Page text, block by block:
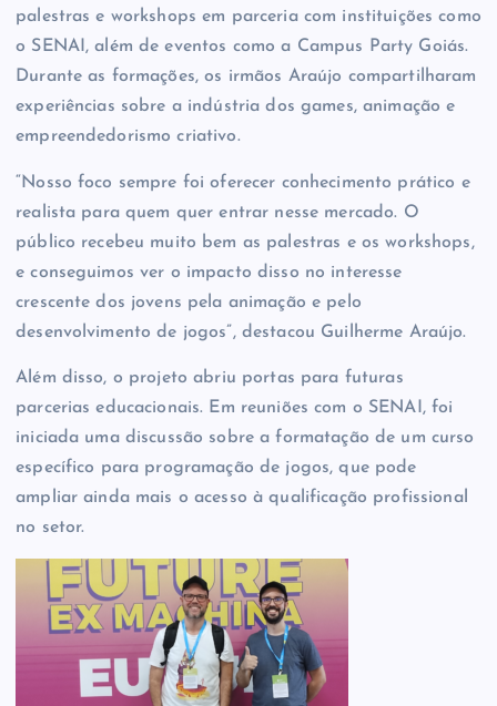
palestras e workshops em parceria com instituições como
o SENAI, além de eventos como a Campus Party Goiás.
Durante as formações, os irmãos Araújo compartilharam
experiências sobre a indústria dos games, animação e
empreendedorismo criativo.
“Nosso foco sempre foi oferecer conhecimento prático e
realista para quem quer entrar nesse mercado. O
público recebeu muito bem as palestras e os workshops,
e conseguimos ver o impacto disso no interesse
crescente dos jovens pela animação e pelo
desenvolvimento de jogos”, destacou Guilherme Araújo.
Além disso, o projeto abriu portas para futuras
parcerias educacionais. Em reuniões com o SENAI, foi
iniciada uma discussão sobre a formatação de um curso
específico para programação de jogos, que pode
ampliar ainda mais o acesso à qualificação profissional
no setor.